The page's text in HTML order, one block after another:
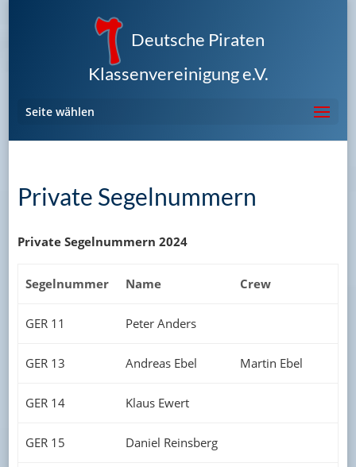
Deutsche Piraten
Klassenvereinigung e.V.
Seite wählen
Private Segelnummern
Private Segelnummern 2024
Segelnummer Name Crew
GER 11 Peter Anders
GER 13 Andreas Ebel Martin Ebel
GER 14 Klaus Ewert
GER 15 Daniel Reinsberg